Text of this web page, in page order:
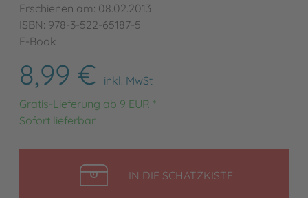
Erschienen am: 08.02.2013
ISBN: 978-3-522-65187-5
E-Book
8,99 €
inkl. MwSt
Gratis-Lieferung ab 9 EUR *
Sofort lieferbar
IN DIE SCHATZKISTELEGEN